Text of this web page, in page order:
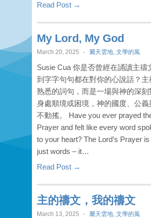
Read Post →
My Lord, My God
March 20, 2025 - 屬天雲地 文學的風
Susie Cua 你是否曾經在誦讀主禱
到字字句句都在對你的心說話？主
熟悉的詞句，而是一場與神的深刻
身處順境或困境，神的國度、公義
不動搖。 Have you ever prayed
Prayer and felt like every word
to your heart? The Lord’s Prayer
just words – it…
Read Post →
主的禱文，我的禱文
March 13, 2025 - 屬天雲地 文學的風